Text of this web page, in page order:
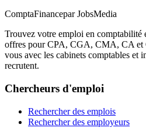
ComptaFinancepar JobsMedia
Trouvez votre emploi en comptabilité
offres pour CPA, CGA, CMA, CA et
vous avec les cabinets comptables et
recrutent.
Chercheurs d'emploi
Rechercher des emplois
Rechercher des employeurs